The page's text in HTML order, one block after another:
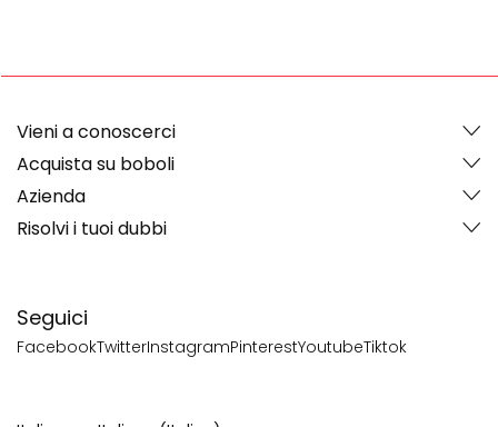
Seguici
FacebookTwitterInstagramPinterestYoutubeTiktok
Vieni a conoscerci
Acquista su boboli
Azienda
Risolvi i tuoi dubbi